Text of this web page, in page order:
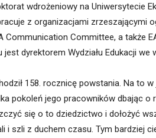
wdrożeniowy na Uniwersytecie
z organizacjami zrzeszającymi
Communication Committee, a także
jest dyrektorem Wydziału Edukacji we
158. rocznicę powstania. Na to w
pokoleń jego pracowników dbając o
się o to dziedzictwo i dołożyć
i szli z duchem czasu. Tym bardziej